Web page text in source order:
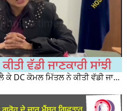
ਹੁਸ਼ਿਆਰਪੁਰ 'ਚ ਪੈਟਰੋਲ ਪੰਪਾਂ ਨੂੰ ਲੈ ਕੇ DC ਕੋਮਲ ਮਿੱਤਲ ਨੇ ਕੀਤੀ ਵੱਡੀ ਜਾਣਕਾਰੀ ਸਾਂਝੀ